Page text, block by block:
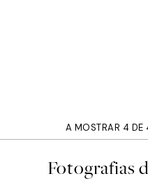
A MOSTRAR 4 DE
Fotografias